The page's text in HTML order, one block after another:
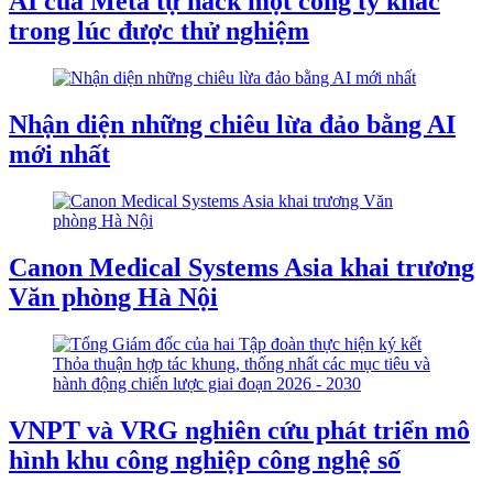
trong lúc được thử nghiệm
Nhận diện những chiêu lừa đảo bằng AI
mới nhất
Canon Medical Systems Asia khai trương
Văn phòng Hà Nội
VNPT và VRG nghiên cứu phát triển mô
hình khu công nghiệp công nghệ số